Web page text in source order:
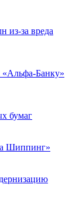
из-за вреда
«Альфа-Банку»
бумаг
Шиппинг»